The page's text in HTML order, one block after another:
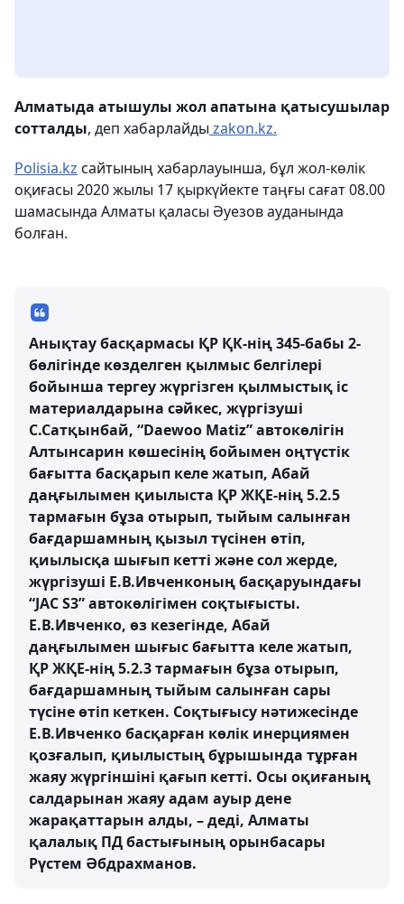
Алматыда атышулы жол апатына қатысушылар
сотталды, деп хабарлайды zakon.kz.
Polisia.kz сайтының хабарлауынша, бұл жол-көлік
оқиғасы 2020 жылы 17 қыркүйекте таңғы сағат 08.00
шамасында Алматы қаласы Әуезов ауданында
болған.
Анықтау басқармасы ҚР ҚК-нің 345-бабы 2-
бөлігінде көзделген қылмыс белгілері
бойынша тергеу жүргізген қылмыстық іс
материалдарына сәйкес, жүргізуші
С.Сатқынбай, “Daewoo Matiz” автокөлігін
Алтынсарин көшесінің бойымен оңтүстік
бағытта басқарып келе жатып, Абай
даңғылымен қиылыста ҚР ЖҚЕ-нің 5.2.5
тармағын бұза отырып, тыйым салынған
бағдаршамның қызыл түсінен өтіп,
қиылысқа шығып кетті және сол жерде,
жүргізуші Е.В.Ивченконың басқаруындағы
“JAC S3” автокөлігімен соқтығысты.
Е.В.Ивченко, өз кезегінде, Абай
даңғылымен шығыс бағытта келе жатып,
ҚР ЖҚЕ-нің 5.2.3 тармағын бұза отырып,
бағдаршамның тыйым салынған сары
түсіне өтіп кеткен. Соқтығысу нәтижесінде
Е.В.Ивченко басқарған көлік инерциямен
қозғалып, қиылыстың бұрышында тұрған
жаяу жүргіншіні қағып кетті. Осы оқиғаның
салдарынан жаяу адам ауыр дене
жарақаттарын алды, – деді, Алматы
қалалық ПД бастығының орынбасары
Рүстем Әбдрахманов.